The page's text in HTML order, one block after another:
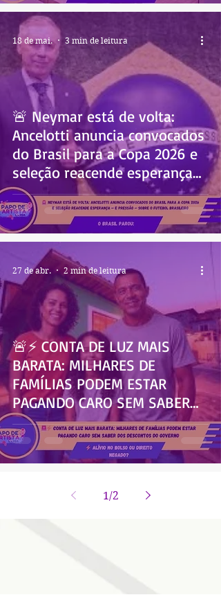
🚨 Neymar está de volta:
Ancelotti anuncia convocados
do Brasil para a Copa 2026 e
seleção reacende esperança
— e pressão — sobre o
futebol brasileiro
18 de mai. 3 min de leitura
🚨⚡ CONTA DE LUZ MAIS
BARATA: MILHARES DE
FAMÍLIAS PODEM ESTAR
PAGANDO CARO SEM SABER
DOS DESCONTOS DO
GOVERNO
27 de abr. 2 min de leitura
1 /2